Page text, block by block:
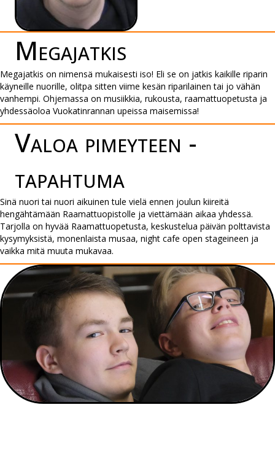
Megajatkis
Megajatkis on nimensä mukaisesti iso! Eli se on jatkis kaikille riparin
käyneille nuorille, olitpa sitten viime kesän riparilainen tai jo vähän
vanhempi. Ohjemassa on musiikkia, rukousta, raamattuopetusta ja
yhdessäoloa Vuokatinrannan upeissa maisemissa!
Valoa pi­mey­teen -
tapah­tuma
Sinä nuori tai nuori aikuinen tule vielä ennen joulun kiireitä
hengähtämään Raamattuopistolle ja viettämään aikaa yhdessä.
Tarjolla on hyvää Raamattuopetusta, keskustelua päivän polttavista
kysymyksistä, monenlaista musaa, night cafe open stageineen ja
vaikka mitä muuta mukavaa.